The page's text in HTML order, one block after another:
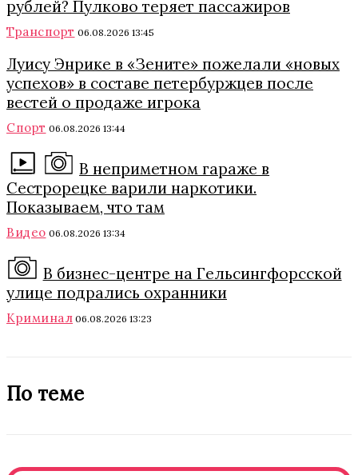
рублей? Пулково теряет пассажиров
Транспорт 06.08.2026 13:45
Луису Энрике в «Зените» пожелали «новых
успехов» в составе петербуржцев после
вестей о продаже игрока
Спорт 06.08.2026 13:44
В неприметном гараже в
Сестрорецке варили наркотики.
Показываем, что там
Видео 06.08.2026 13:34
В бизнес-центре на Гельсингфорсской
улице подрались охранники
Криминал 06.08.2026 13:23
По теме